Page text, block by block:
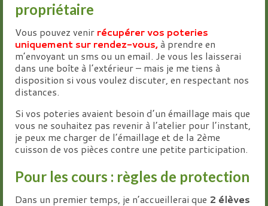
propriétaire
Vous pouvez venir récupérer vos poteries
uniquement sur rendez-vous,à prendre en
m’envoyant un sms ou un email. Je vous les laisserai
dans une boîte à l’extérieur – mais je me tiens à
disposition si vous voulez discuter, en respectant nos
distances.
Si vos poteries avaient besoin d’un émaillage mais que
vous ne souhaitez pas revenir à l’atelier pour l’instant,
je peux me charger de l’émaillage et de la 2ème
cuisson de vos pièces contre une petite participation.
Pour les cours : règles de protection
Dans un premier temps, je n’accueillerai que 2 élèves